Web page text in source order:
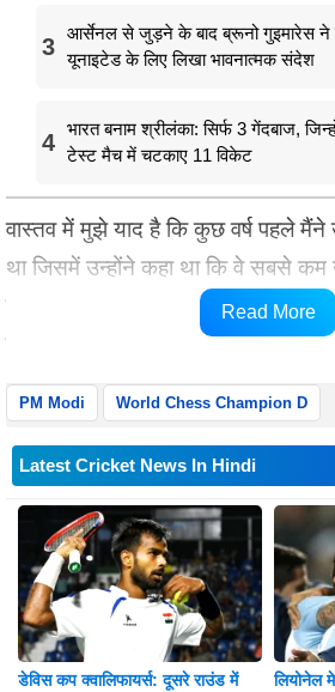
3
आर्सेनल से जुड़ने के बाद ब्रूनो गुइमारेस
यूनाइटेड के लिए लिखा भावनात्मक संदेश
4
भारत बनाम श्रीलंका: सिर्फ 3 गेंदबाज,
टेस्ट मैच में चटकाए 11 विकेट
वास्तव में मुझे याद है कि कुछ वर्ष पहले मैंने
था जिसमें उन्होंने कहा था कि वे सबसे कम
बनना चाहते हैं। यह भविष्यवाणी अब
कारण स्पष्ट रूप से सच हो गई है।
Read More
PM Modi World Chess Champion D
Latest Cricket News In Hindi
डेविस कप क्वालिफायर्स: दूसरे राउंड में
लियोनेल